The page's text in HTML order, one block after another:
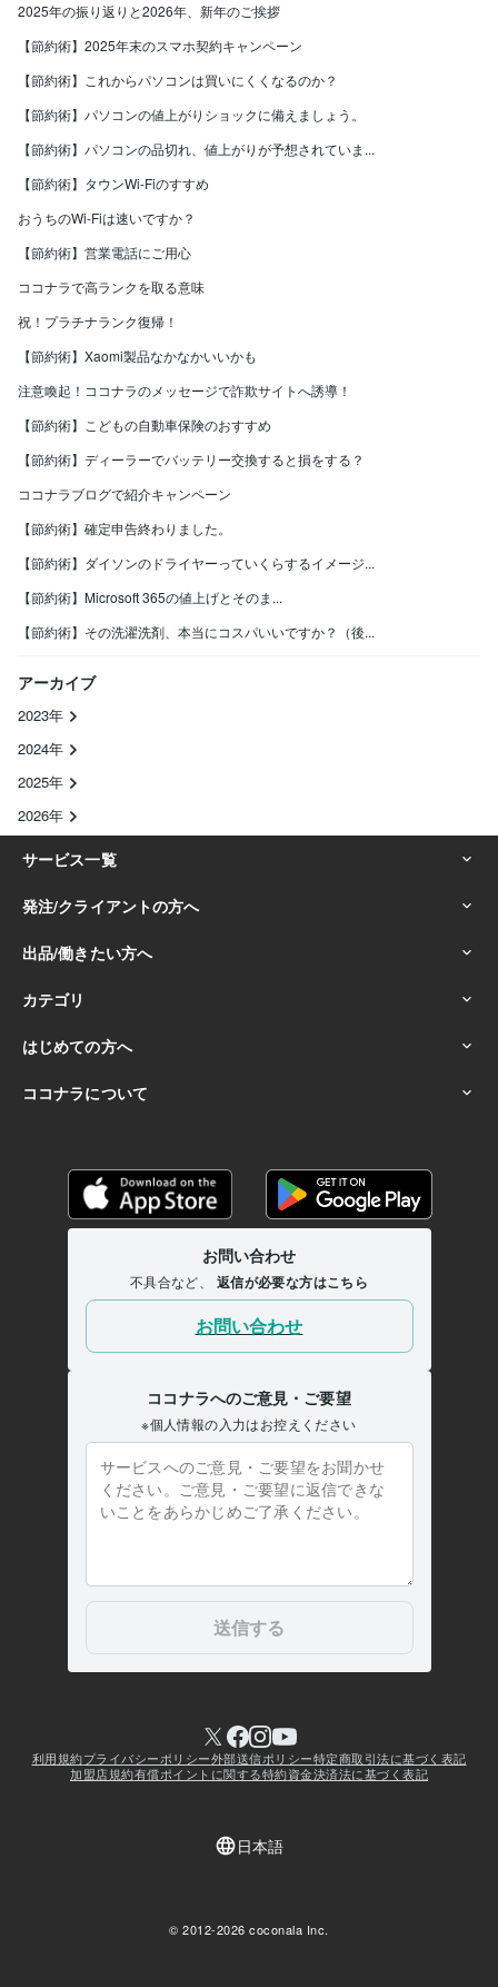
2025年の振り返りと2026年、新年のご挨拶
【節約術】2025年末のスマホ契約キャンペーン
【節約術】これからパソコンは買いにくくなるのか？
【節約術】パソコンの値上がりショックに備えましょう。
【節約術】パソコンの品切れ、値上がりが予想されていま...
【節約術】タウンWi-Fiのすすめ
おうちのWi-Fiは速いですか？
【節約術】営業電話にご用心
ココナラで高ランクを取る意味
祝！プラチナランク復帰！
【節約術】Xaomi製品なかなかいいかも
注意喚起！ココナラのメッセージで詐欺サイトへ誘導！
【節約術】こどもの自動車保険のおすすめ
【節約術】ディーラーでバッテリー交換すると損をする？
ココナラブログで紹介キャンペーン
【節約術】確定申告終わりました。
【節約術】ダイソンのドライヤーっていくらするイメージ...
【節約術】Microsoft 365の値上げとそのま...
【節約術】その洗濯洗剤、本当にコスパいいですか？（後...
アーカイブ
2023年
2024年
2025年
2026年